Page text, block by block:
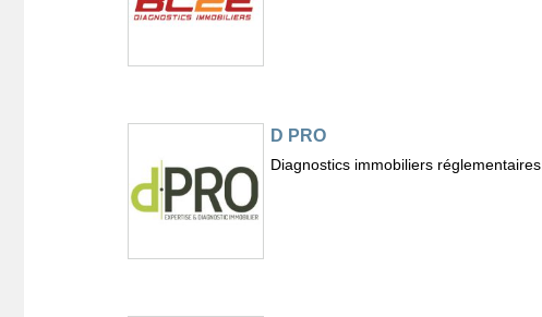
D PRO
Diagnostics immobiliers réglementaires.